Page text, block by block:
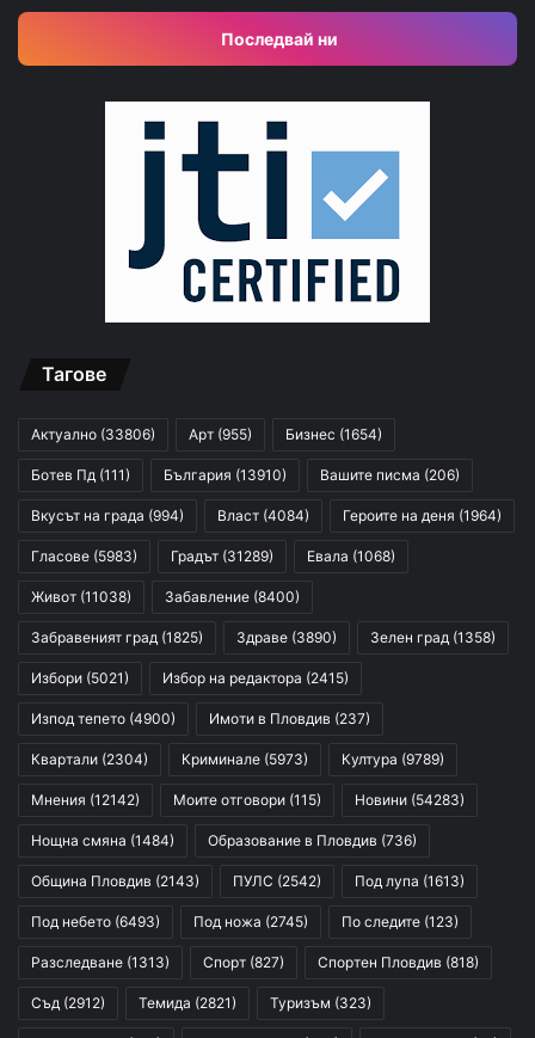
Последвай ни
Тагове
Актуално (33806) Арт (955) Бизнес (1654)
Ботев Пд (111) България (13910) Вашите писма (206)
Вкусът на града (994) Власт (4084) Героите на деня (1964)
Гласове (5983) Градът (31289) Евала (1068)
Живот (11038) Забавление (8400)
Забравеният град (1825) Здраве (3890) Зелен град (1358)
Избори (5021) Избор на редактора (2415)
Изпод тепето (4900) Имоти в Пловдив (237)
Квартали (2304) Криминале (5973) Култура (9789)
Мнения (12142) Моите отговори (115) Новини (54283)
Нощна смяна (1484) Образование в Пловдив (736)
Община Пловдив (2143) ПУЛС (2542) Под лупа (1613)
Под небето (6493) Под ножа (2745) По следите (123)
Разследване (1313) Спорт (827) Спортен Пловдив (818)
Съд (2912) Темида (2821) Туризъм (323)